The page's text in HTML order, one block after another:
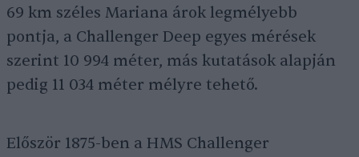
69 km széles Mariana árok legmélyebb
pontja, a Challenger Deep egyes mérések
szerint 10 994 méter, más kutatások alapján
pedig 11 034 méter mélyre tehető.
Először 1875-ben a HMS Challenger